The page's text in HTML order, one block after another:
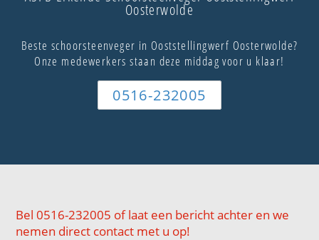
Oosterwolde
Beste schoorsteenveger in Ooststellingwerf Oosterwolde?
Onze medewerkers staan deze middag voor u klaar!
0516-232005
Bel 0516-232005 of laat een bericht achter en we
nemen direct contact met u op!